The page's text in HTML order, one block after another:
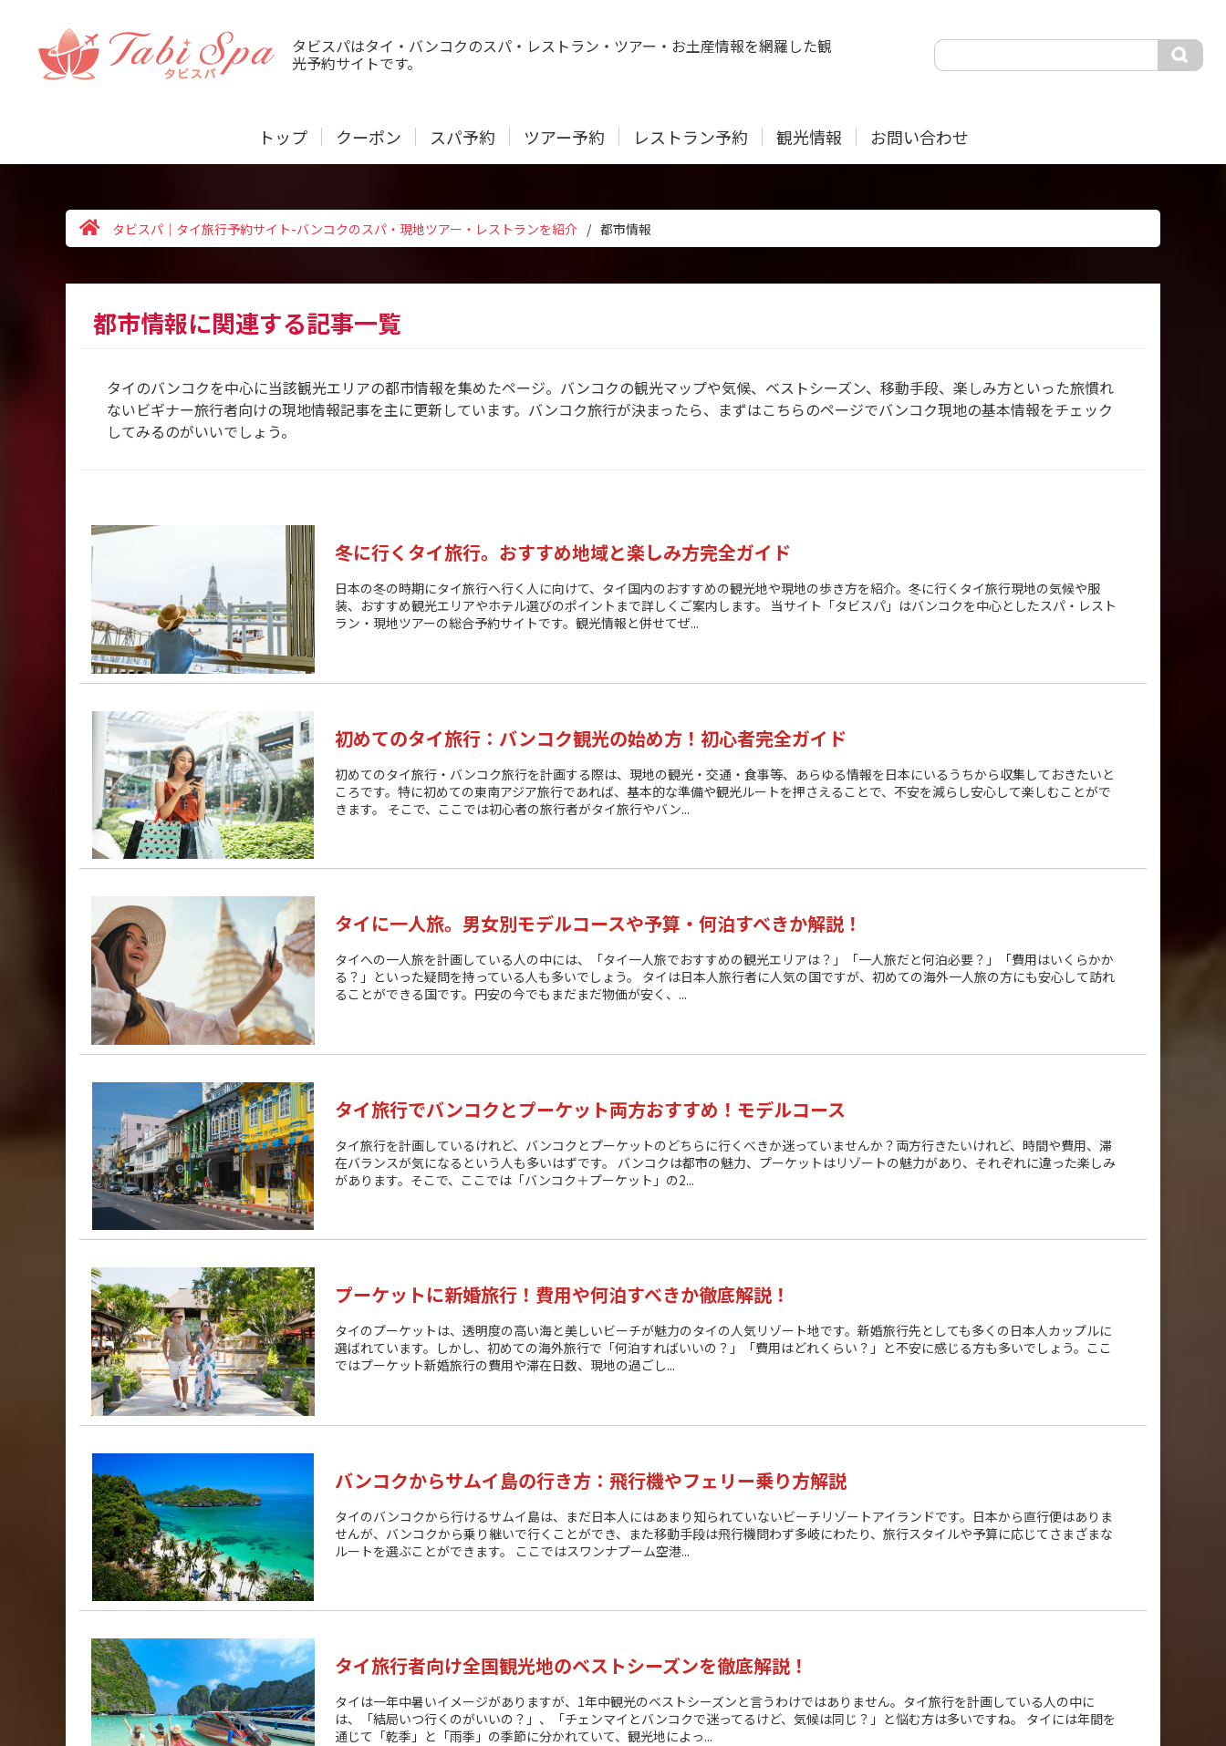
タビスパはタイ・バンコクのスパ・レストラン・ツアー・お土産情報を網羅した観
光予約サイトです。
トップ クーポン スパ予約 ツアー予約 レストラン予約 観光情報 お問い合わせ
タビスパ｜タイ旅行予約サイト-バンコクのスパ・現地ツアー・レストランを紹介 / 都市情報
都市情報に関連する記事一覧
タイのバンコクを中心に当該観光エリアの都市情報を集めたページ。バンコクの観光マップや気候、ベストシーズン、移動手段、楽しみ方といった旅慣れ
ないビギナー旅行者向けの現地情報記事を主に更新しています。バンコク旅行が決まったら、まずはこちらのページでバンコク現地の基本情報をチェック
してみるのがいいでしょう。
冬に行くタイ旅行。おすすめ地域と楽しみ方完全ガイド
日本の冬の時期にタイ旅行へ行く人に向けて、タイ国内のおすすめの観光地や現地の歩き方を紹介。冬に行くタイ旅行現地の気候や服
装、おすすめ観光エリアやホテル選びのポイントまで詳しくご案内します。 当サイト「タビスパ」はバンコクを中心としたスパ・レスト
ラン・現地ツアーの総合予約サイトです。観光情報と併せてぜ...
初めてのタイ旅行：バンコク観光の始め方！初心者完全ガイド
初めてのタイ旅行・バンコク旅行を計画する際は、現地の観光・交通・食事等、あらゆる情報を日本にいるうちから収集しておきたいと
ころです。特に初めての東南アジア旅行であれば、基本的な準備や観光ルートを押さえることで、不安を減らし安心して楽しむことがで
きます。 そこで、ここでは初心者の旅行者がタイ旅行やバン...
タイに一人旅。男女別モデルコースや予算・何泊すべきか解説！
タイへの一人旅を計画している人の中には、「タイ一人旅でおすすめの観光エリアは？」「一人旅だと何泊必要？」「費用はいくらかか
る？」といった疑問を持っている人も多いでしょう。 タイは日本人旅行者に人気の国ですが、初めての海外一人旅の方にも安心して訪れ
ることができる国です。円安の今でもまだまだ物価が安く、...
タイ旅行でバンコクとプーケット両方おすすめ！モデルコース
タイ旅行を計画しているけれど、バンコクとプーケットのどちらに行くべきか迷っていませんか？両方行きたいけれど、時間や費用、滞
在バランスが気になるという人も多いはずです。 バンコクは都市の魅力、プーケットはリゾートの魅力があり、それぞれに違った楽しみ
があります。そこで、ここでは「バンコク＋プーケット」の2...
プーケットに新婚旅行！費用や何泊すべきか徹底解説！
タイのプーケットは、透明度の高い海と美しいビーチが魅力のタイの人気リゾート地です。​新婚旅行先としても多くの日本人カップルに
選ばれています。​しかし、初めての海外旅行で「何泊すればいいの？」「費用はどれくらい？」と不安に感じる方も多いでしょう。​ここ
ではプーケット新婚旅行の費用や滞在日数、現地の過ごし...
バンコクからサムイ島の行き方：飛行機やフェリー乗り方解説
タイのバンコクから行けるサムイ島は、まだ日本人にはあまり知られていないビーチリゾートアイランドです。日本から直行便はありま
せんが、バンコクから乗り継いで行くことができ、また移動手段は飛行機問わず多岐にわたり、旅行スタイルや予算に応じてさまざまな
ルートを選ぶことができます。 ここではスワンナプーム空港...
タイ旅行者向け全国観光地のベストシーズンを徹底解説！
タイは一年中暑いイメージがありますが、1年中観光のベストシーズンと言うわけではありません。タイ旅行を計画している人の中に
は、「結局いつ行くのがいいの？」、「チェンマイとバンコクで迷ってるけど、気候は同じ？」と悩む方は多いですね。 タイには年間を
通じて「乾季」と「雨季」の季節に分かれていて、観光地によっ...